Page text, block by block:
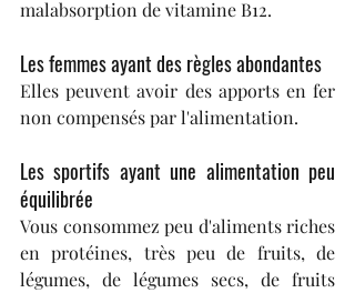
malabsorption de vitamine B12.
Les femmes ayant des règles abondantes
Elles peuvent avoir des apports en fer
non compensés par l'alimentation.
Les sportifs ayant une alimentation peu
équilibrée
Vous consommez peu d'aliments riches
en protéines, très peu de fruits, de
légumes, de légumes secs, de fruits